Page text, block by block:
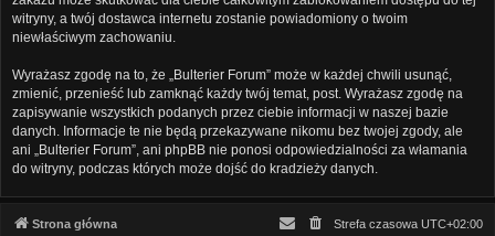
witryny, a twój dostawca internetu zostanie powiadomiony o twoim
niewłaściwym zachowaniu.
Wyrażasz zgodę na to, że „Bulterier Forum” może w każdej chwili usunąć,
zmienić, przenieść lub zamknąć każdy twój temat, post. Wyrażasz zgodę na
zapisywanie wszystkich podanych przez ciebie informacji w naszej bazie
danych. Informacje te nie będą przekazywane nikomu bez twojej zgody, ale
ani „Bulterier Forum”, ani phpBB nie ponosi odpowiedzialności za włamania
do witryny, podczas których może dojść do kradzieży danych.
Strona główna Strefa czasowa UTC+02:00